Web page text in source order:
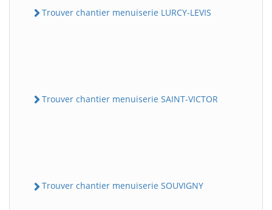
Trouver chantier menuiserie LURCY-LEVIS
Trouver chantier menuiserie SAINT-VICTOR
Trouver chantier menuiserie SOUVIGNY